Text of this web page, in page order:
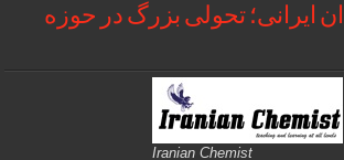
ایرانی؛ تحولی بزرگ در حوزه
Iranian Chemist